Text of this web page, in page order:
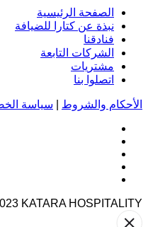
الصفحة الرئيسية
نبذة عن كتارا للضيافة
فنادقنا
الشركات التابعة
مشتريات
اتصلوا بنا
الأحكام والشروط سياسة
KATARA HOSPITALITY